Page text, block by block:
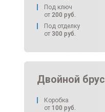
Под ключ
от 200 руб.
Под отделку
от 300 руб.
Двойной брус
Коробка
от 100 руб.